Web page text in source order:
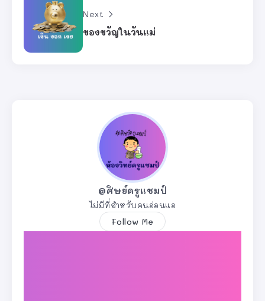
Next
ของขวัญในวันแม่
@ศิษย์ครูแชมป์
ไม่มีที่สำหรับคนอ่อนแอ
Follow Me